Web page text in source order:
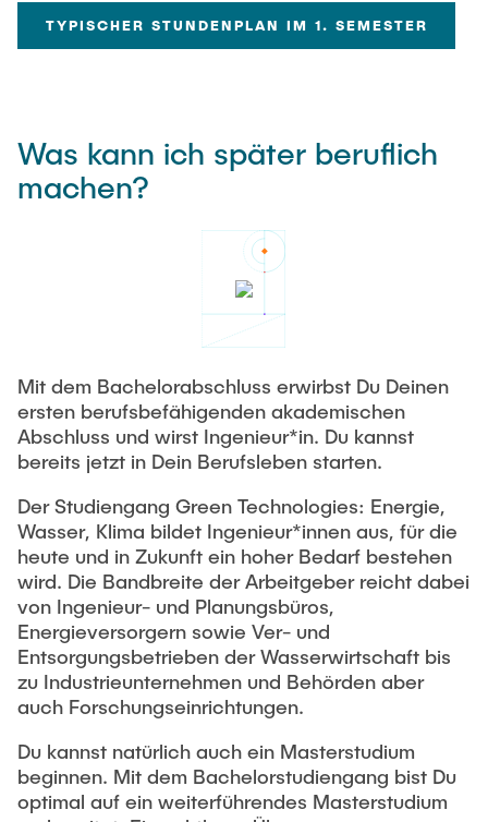
TYPISCHER STUNDENPLAN IM 1. SEMESTER
Was kann ich später beruflich
machen?
Mit dem Bachelorabschluss erwirbst Du Deinen
ersten berufsbefähigenden akademischen
Abschluss und wirst Ingenieur*in. Du kannst
bereits jetzt in Dein Berufsleben starten.
Der Studiengang Green Technologies: Energie,
Wasser, Klima bildet Ingenieur*innen aus, für die
heute und in Zukunft ein hoher Bedarf bestehen
wird. Die Bandbreite der Arbeitgeber reicht dabei
von Ingenieur- und Planungsbüros,
Energieversorgern sowie Ver- und
Entsorgungsbetrieben der Wasserwirtschaft bis
zu Industrieunternehmen und Behörden aber
auch Forschungseinrichtungen.
Du kannst natürlich auch ein Masterstudium
beginnen. Mit dem Bachelorstudiengang bist Du
optimal auf ein weiterführendes Masterstudium